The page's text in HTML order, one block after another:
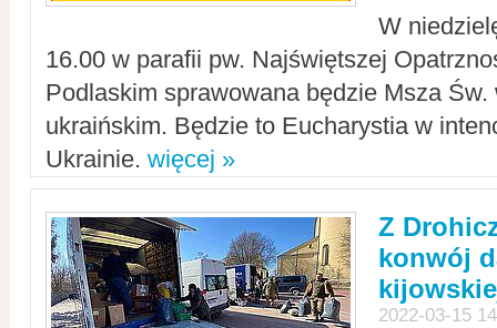
W
16.00 w parafii pw. Najświętszej
Podlaskim sprawowana będzie Msza Św.
ukraińskim. Będzie to Eucharystia w
Ukrainie. więcej »
Z
konwój
2022-03-15